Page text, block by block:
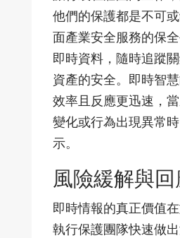
他們的保護都是不可
面產業安全服務的保
即時資料，隨時追蹤
資產的安全。即時智
效率且反應更迅速，
變化或行為出現異常
示。
風險緩解與回
即時情報的真正價值
執行保護團隊快速做